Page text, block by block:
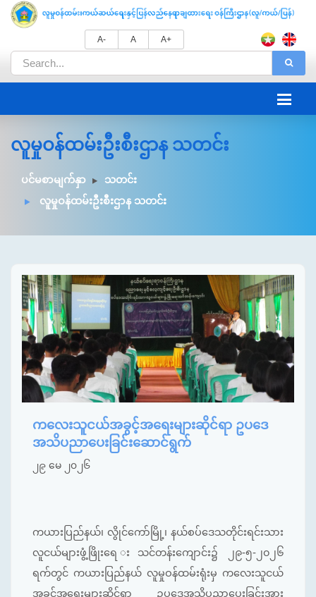
A- A A+
လူမှုဝန်ထမ်းဦးစီးဌာန သတင်း
ပင်မစာမျက်နှာ
သတင်း
လူမှုဝန်ထမ်းဦးစီးဌာန သတင်း
ကလေးသူငယ်အခွင့်အရေးများဆိုင်ရာ ဥပဒေ
အသိပညာပေးခြင်းဆောင်ရွက်
၂၉ မေ ၂၀၂၆
ကယားပြည်နယ်၊ လွိုင်ကော်မြို့၊ နယ်စပ်ဒေသတိုင်းရင်းသား
လူငယ်များဖွံ့ဖြိုးရေ းသင်တန်းကျောင်း၌ ၂၉-၅-၂၀၂၆
ရက်တွင် ကယားပြည်နယ် လူမှုဝန်ထမ်းရုံးမှ ကလေးသူငယ်
အခွင့်အရေးများဆိုင်ရာ ဥပဒေအသိပညာပေးခြင်းအား